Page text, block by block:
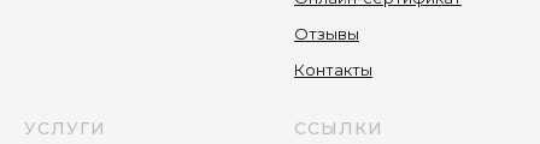
Отзывы
Контакты
УСЛУГИ ССЫЛКИ